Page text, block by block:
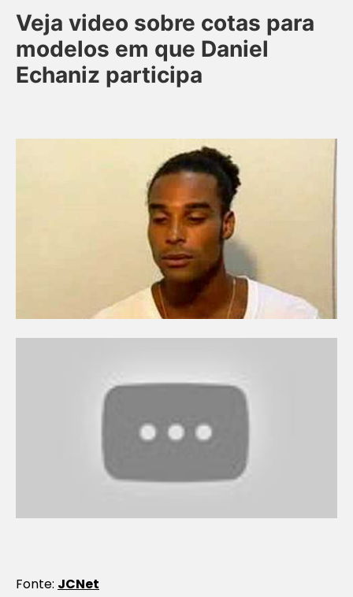
Veja video sobre cotas para
modelos em que Daniel
Echaniz participa
Fonte: JCNet